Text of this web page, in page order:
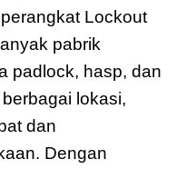
Lockout
pabrik
padlock, hasp, dan
lokasi,
dan
Dengan